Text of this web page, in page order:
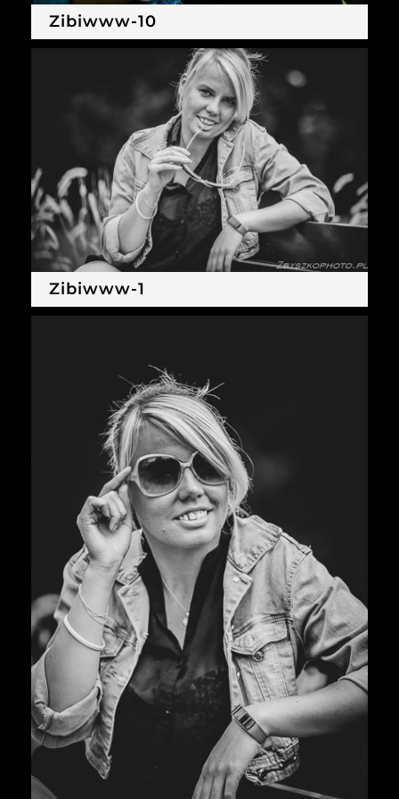
Zibiwww-10
Zibiwww-1